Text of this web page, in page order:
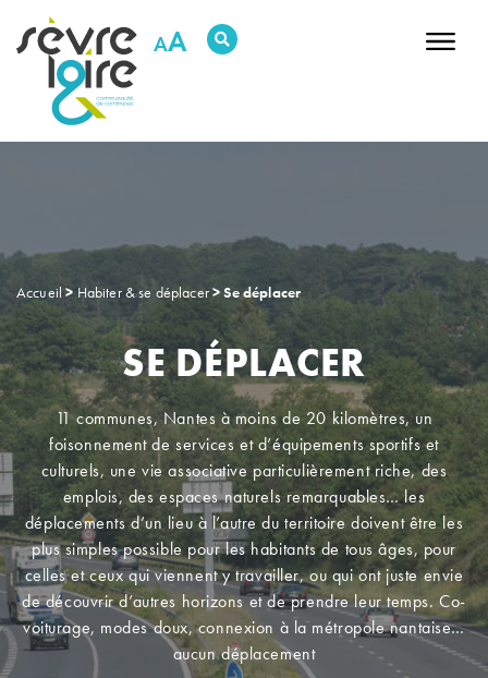
RECHERCHER UNE INFORMATION
A
DÉCOUVRIR NOTRE TERRITOIRE
DÉCIDER & AGIR
HABITER & SE DÉPLACER
PRÉSERVER L’ENVIRONNEMENT
ENTREPRENDRE & INVESTIR
RDV Justice Replay des conseils Newsletters
Contactez-nous
Intranet
Accueil> Habiter & se déplacer>Se déplacer
SE DÉPLACER
11 communes, Nantes à moins de 20 kilomètres, un
foisonnement de services et d’équipements sportifs et
culturels, une vie associative particulièrement riche, des
emplois, des espaces naturels remarquables… les
déplacements d’un lieu à l’autre du territoire doivent être les
plus simples possible pour les habitants de tous âges, pour
celles et ceux qui viennent y travailler, ou qui ont juste envie
de découvrir d’autres horizons et de prendre leur temps. Co-
voiturage, modes doux, connexion à la métropole nantaise…
aucun déplacement